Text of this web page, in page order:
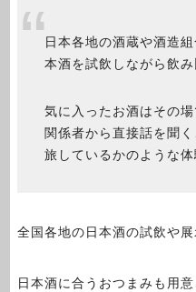
日本各地の酒蔵や酒造
本酒を試飲しながら飲み
気に入ったお酒はその
関係者から直接話を聞
旅しているかのような体
全国各地の日本酒の試飲や展
日本酒に合うおつまみも用